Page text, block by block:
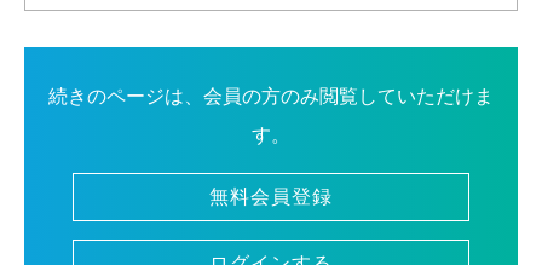
続きのページは、会員の方のみ閲覧していただけま
す。
無料会員登録